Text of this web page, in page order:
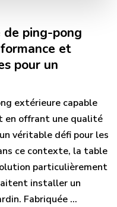
ping-pong
et
pour un
extérieure capable
en offrant une qualité
véritable défi pour les
ce contexte, la table
particulièrement
installer un
Fabriquée …